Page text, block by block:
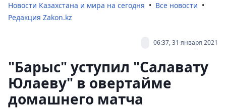
Новости Казахстана и мира на сегодня
Все новости
Редакция Zakon.kz
06:37, 31 января 2021
"Барыс" уступил "Салавату
Юлаеву" в овертайме
домашнего матча